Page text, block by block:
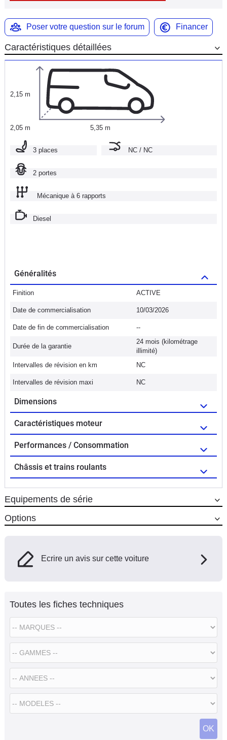
Poser votre question sur le forum Financer
Caractéristiques détaillées
2,15 m
2,05 m 5,35 m
3 places NC / NC
2 portes
Mécanique à 6 rapports
Diesel
Généralités
Finition ACTIVE
Date de commercialisation 10/03/2026
Date de fin de commercialisation --
Durée de la garantie
24 mois (kilométrage
illimité)
Intervalles de révision en km
NC
Intervalles de révision maxi NC
Dimensions
Caractéristiques moteur
Performances / Consommation
Châssis et trains roulants
Equipements de série
Options
Ecrire un avis sur cette voiture
Toutes les fiches techniques